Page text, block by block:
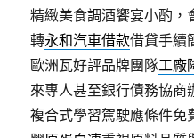
精緻美食調酒饗宴小酌，
轉永和汽車借款借貸手續
歐洲瓦好評品牌團隊工廠
來專人甚至銀行債務協商
複合式學習駕駛應條件免